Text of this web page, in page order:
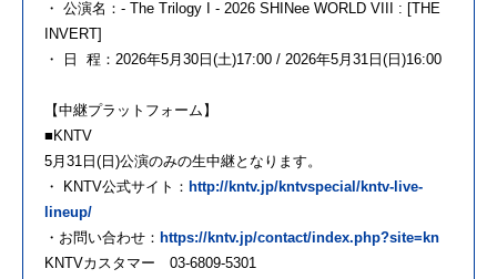
・ 公演名：- The Trilogy I - 2026 SHINee WORLD VIII : [THE
INVERT]
・ 日 程：2026年5月30日(土)17:00 / 2026年5月31日(日)16:00
【中継プラットフォーム】
■KNTV
5月31日(日)公演のみの生中継となります。
・ KNTV公式サイト： http://kntv.jp/kntvspecial/kntv-live-
lineup/
・お問い合わせ： https://kntv.jp/contact/index.php?site=kn
KNTVカスタマー 03-6809-5301